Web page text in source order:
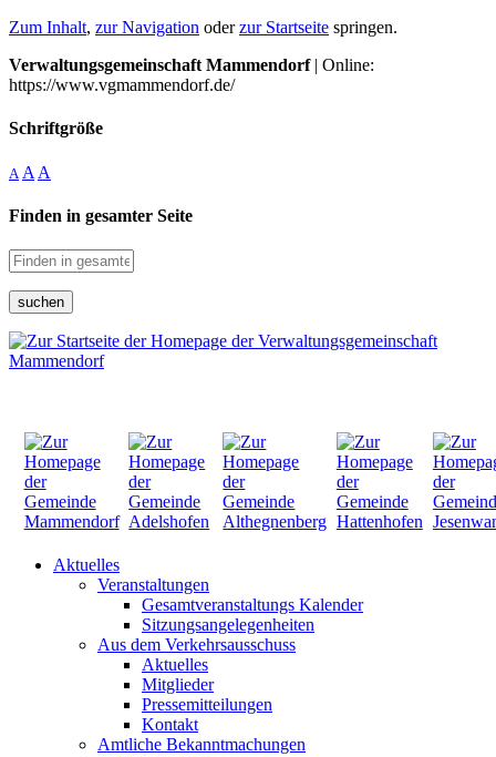
Zum Inhalt, zur Navigation oderzur Startseite springen.
Verwaltungsgemeinschaft Mammendorf| Online:
https://www.vgmammendorf.de/
Schriftgröße
A A A
Finden in gesamter Seite
suchen
Aktuelles
Veranstaltungen
Gesamtveranstaltungs Kalender
Sitzungsangelegenheiten
Aus dem Verkehrsausschuss
Aktuelles
Mitglieder
Pressemitteilungen
Kontakt
Amtliche Bekanntmachungen